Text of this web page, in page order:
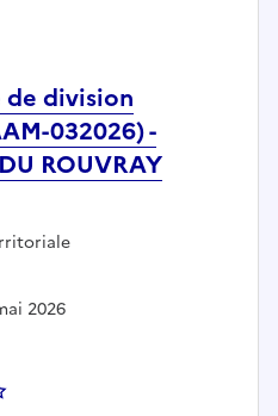
de division
032026) -
ROUVRAY
2026